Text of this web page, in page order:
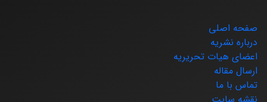
صفحه اصلی
درباره نشریه
اعضای هیات تحریریه
ارسال مقاله
تماس با ما